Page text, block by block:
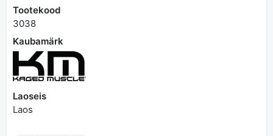
Tootekood
3038
Kaubamärk
Laoseis
Laos